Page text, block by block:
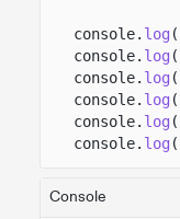
console. log (
console. log (
console. log (
console. log (
console. log (
console. log (
Console